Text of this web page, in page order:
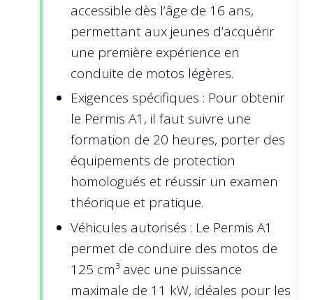
accessible dès l’âge de 16 ans,
permettant aux jeunes d’acquérir
une première expérience en
conduite de motos légères.
Exigences spécifiques : Pour obtenir
le Permis A1, il faut suivre une
formation de 20 heures, porter des
équipements de protection
homologués et réussir un examen
théorique et pratique.
Véhicules autorisés : Le Permis A1
permet de conduire des motos de
125 cm³ avec une puissance
maximale de 11 kW, idéales pour les